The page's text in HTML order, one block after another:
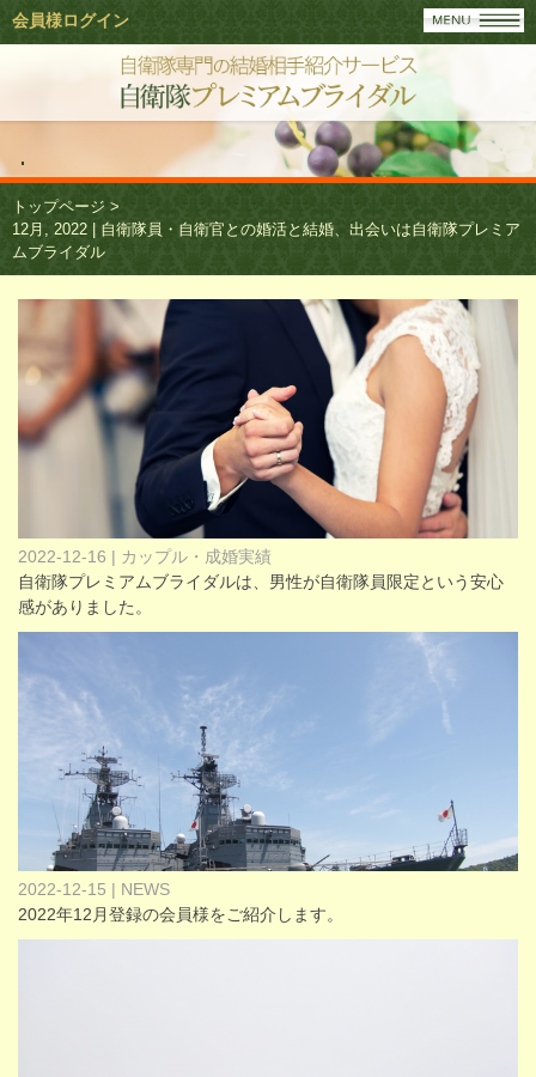
トップページ >
12月, 2022 | 自衛隊員・自衛官との婚活と結婚、出会いは自衛隊プレミア
ムブライダル
2022-12-16 | カップル・成婚実績
自衛隊プレミアムブライダルは、男性が自衛隊員限定という安心
感がありました。
2022-12-15 | NEWS
2022年12月登録の会員様をご紹介します。
会員様ログイン